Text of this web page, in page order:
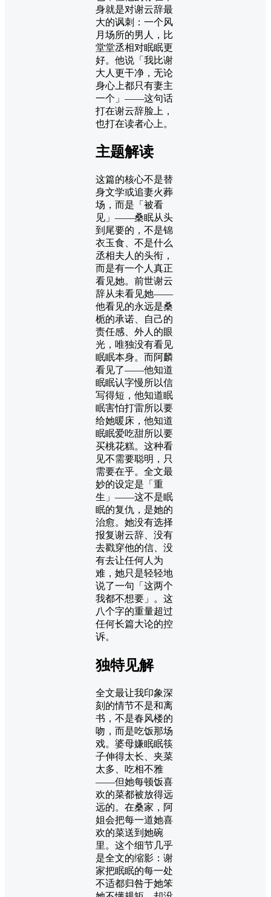
身就是对谢云辞最
大的讽刺：一个风
月场所的男人，比
堂堂丞相对眠眠更
好。他说「我比谢
大人更干净，无论
身心上都只有妻主
一个」——这句话
打在谢云辞脸上，
也打在读者心上。
主题解读
这篇的核心不是替
身文学或追妻火葬
场，而是「被看
见」——桑眠从头
到尾要的，不是锦
衣玉食、不是什么
丞相夫人的头衔，
而是有一个人真正
看见她。前世谢云
辞从未看见她——
他看见的永远是桑
栀的承诺、自己的
责任感、外人的眼
光，唯独没有看见
眠眠本身。而阿麟
看见了——他知道
眠眠认字慢所以信
写得短，他知道眠
眠害怕打雷所以要
给她暖床，他知道
眠眠爱吃甜所以要
买桃花糕。这种看
见不需要聪明，只
需要在乎。全文最
妙的设定是「重
生」——这不是眠
眠的复仇，是她的
治愈。她没有选择
报复谢云辞、没有
去戳穿他的信、没
有去让任何人为
难，她只是轻轻地
说了一句「这两个
我都不想要」。这
八个字的重量超过
任何长篇大论的控
诉。
独特见解
全文最让我印象深
刻的情节不是和离
书，不是春风楼的
吻，而是吃饭那场
戏。婆母嫌眠眠筷
子伸得太长、夹菜
太多、吃相不雅
——但她每顿饭喜
欢的菜都被放得远
远的。在桑家，阿
姐会把每一道她喜
欢的菜送到她碗
里。这个细节几乎
是全文的缩影：谢
家把眠眠的每一处
不适都归咎于她笨